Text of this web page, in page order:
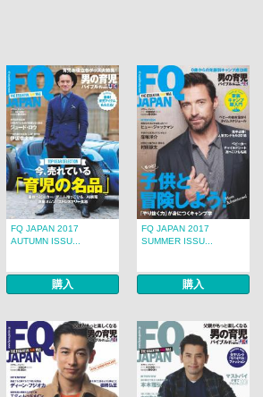
FQ JAPAN 2017
AUTUMN ISSU...
購入
FQ JAPAN 2017
SUMMER ISSU...
購入